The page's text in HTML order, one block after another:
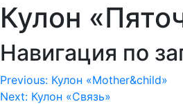
Кулон
Навигация по
Previous: Кулон «Mother&child»
Next: Кулон «Связь»